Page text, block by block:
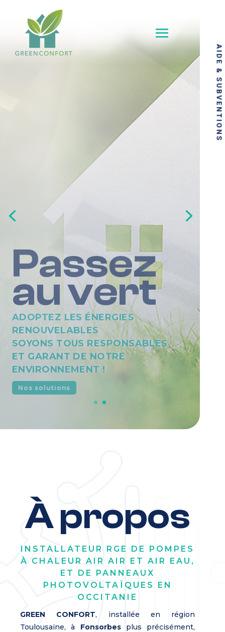
AIDE & SUBVENTIONS
Green
confort
LE CHANGEMENT, C’EST
MAINTENANT OU JAMAIS, PASSEZ
AU VERT AVEC GREEN CONFORT !
À propos
INSTALLATEUR RGE DE POMPES
À CHALEUR AIR AIR ET AIR EAU,
ET DE PANNEAUX
PHOTOVOLTAÏQUES EN
OCCITANIE
GREEN CONFORT, installée en région
Toulousaine, à Fonsorbesplus précisément,